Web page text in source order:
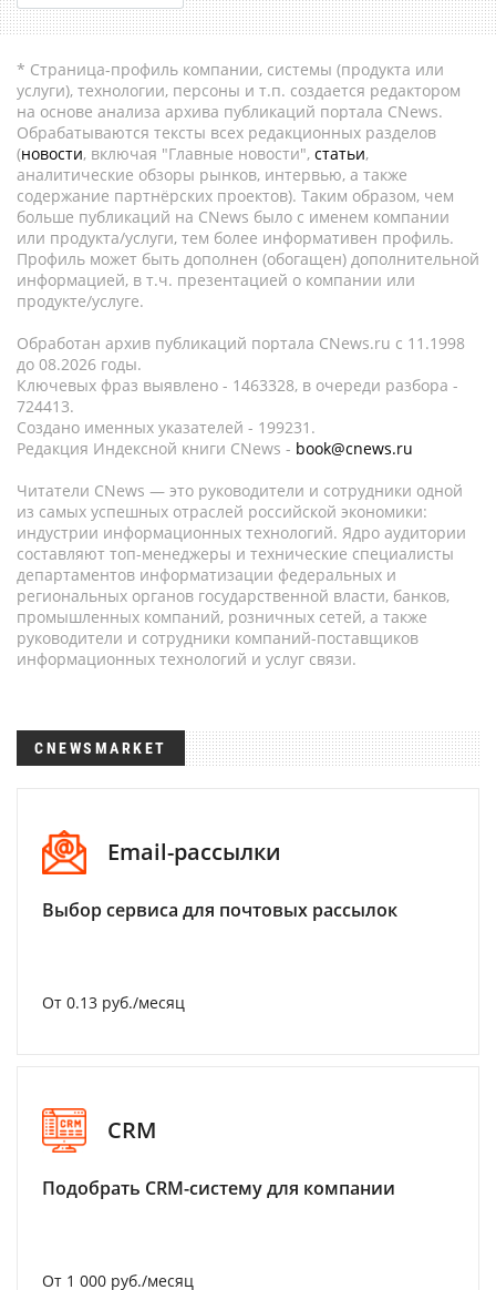
* Страница-профиль компании, системы (продукта или
услуги), технологии, персоны и т.п. создается редактором
на основе анализа архива публикаций портала CNews.
Обрабатываются тексты всех редакционных разделов
(новости, включая "Главные новости", статьи,
аналитические обзоры рынков, интервью, а также
содержание партнёрских проектов). Таким образом, чем
больше публикаций на CNews было с именем компании
или продукта/услуги, тем более информативен профиль.
Профиль может быть дополнен (обогащен) дополнительной
информацией, в т.ч. презентацией о компании или
продукте/услуге.
Обработан архив публикаций портала CNews.ru c 11.1998
до 08.2026 годы.
Ключевых фраз выявлено - 1463328, в очереди разбора -
724413.
Создано именных указателей - 199231.
Редакция Индексной книги CNews - book@cnews.ru
Читатели CNews — это руководители и сотрудники одной
из самых успешных отраслей российской экономики:
индустрии информационных технологий. Ядро аудитории
составляют топ-менеджеры и технические специалисты
департаментов информатизации федеральных и
региональных органов государственной власти, банков,
промышленных компаний, розничных сетей, а также
руководители и сотрудники компаний-поставщиков
информационных технологий и услуг связи.
CNEWSMARKET
Email-рассылки
Выбор сервиса для почтовых рассылок
От 0.13 руб./месяц
CRM
Подобрать CRM-систему для компании
От 1 000 руб./месяц